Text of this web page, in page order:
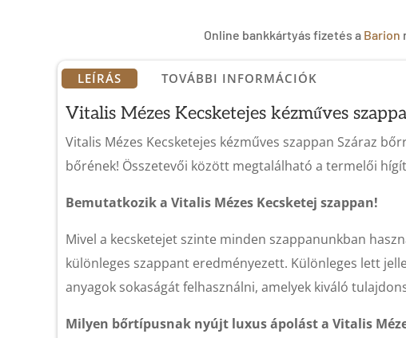
Online bankkártyás fizetés a Barion
LEÍRÁS TOVÁBBI INFORMÁCIÓK
Vitalis Mézes Kecsketejes kézműves
Vitalis Mézes Kecsketejes kézműves szappan Száraz
bőrének! Összetevői között megtalálható a termelői
Bemutatkozik a Vitalis Mézes Kecsketej szappan!
Mivel a kecsketejet szinte minden szappanunkban
különleges szappant eredményezett. Különleges lett
anyagok sokaságát felhasználni, amelyek kiváló
Milyen bőrtípusnak nyújt luxus ápolást a Vitalis